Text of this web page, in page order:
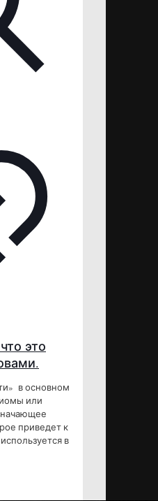
это
в основном
или
приведет к
в